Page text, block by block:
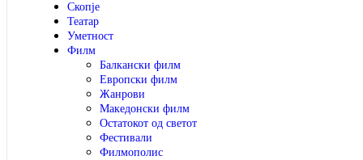
Скопје
Театар
Уметност
Филм
Балкански филм
Европски филм
Жанрови
Македонски филм
Остатокот од светот
Фестивали
Филмополис